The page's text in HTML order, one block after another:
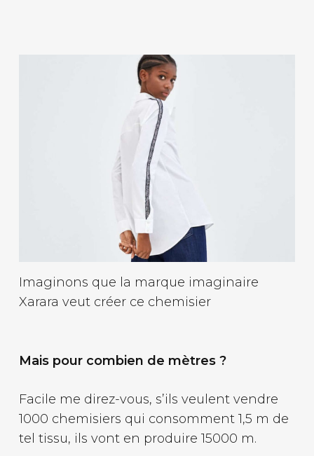
Imaginons que la marque imaginaire
Xarara veut créer ce chemisier
Mais pour combien de mètres ?
Facile me direz-vous, s’ils veulent vendre
1000 chemisiers qui consomment 1,5 m de
tel tissu, ils vont en produire 15000 m.